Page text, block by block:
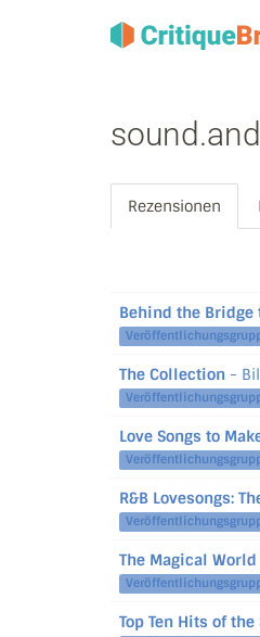
Rezensionen
Behind the Bridge
The Collection -
Love Songs to
R&B Lovesongs:
The Magical
Top Ten Hits of the